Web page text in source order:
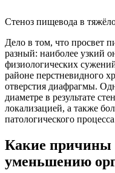
Стеноз пищевода в
Дело в том, что просвет
разный: наиболее узкий
физиологических
районе перстневидного
отверстия диафрагмы.
диаметре в результате
локализацией, а также
патологического
Какие причины
уменьшению